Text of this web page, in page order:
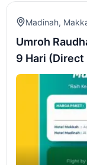
Madinah,
Umroh
9 Hari